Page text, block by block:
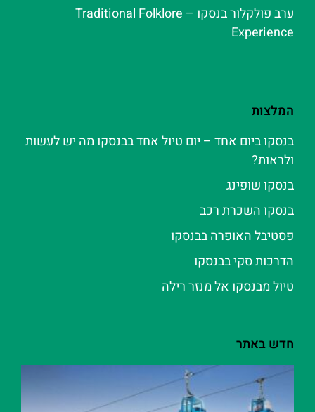
ערב פולקלור בנסקו – Traditional Folklore
Experience
המלצות
בנסקו ביום אחד – יום טיול אחד בבנסקו מה יש לעשות
ולראות?
בנסקו שופינג
בנסקו השכרת רכב
פסטיבל האופרה בבנסקו
הדרכות סקי בבנסקו
טיול מבנסקו אל מנזר רילה
חדש באתר